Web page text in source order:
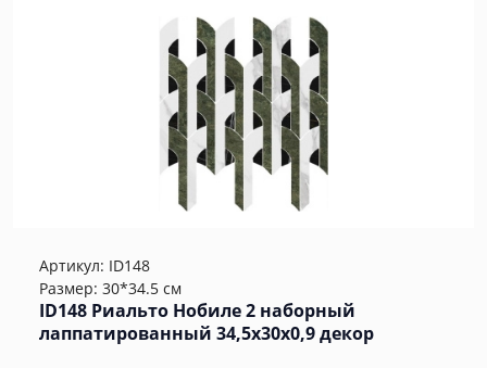
Артикул: ID148
Размер: 30*34.5 см
ID148 Риальто Нобиле 2 наборный
лаппатированный 34,5x30x0,9 декор